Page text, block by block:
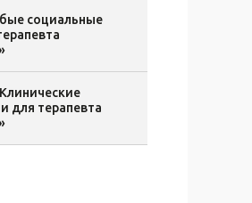
социальные
для терапевта